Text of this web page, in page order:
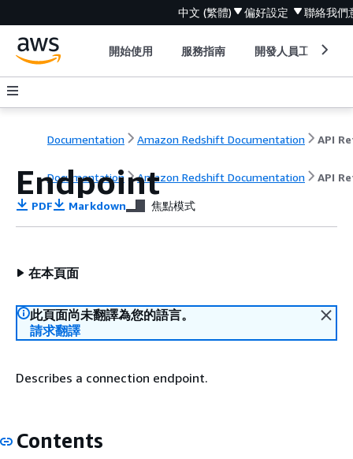
中文 (繁體) 偏好設定 聯絡我們
開始使用 服務指南 開發人員工具
Documentation Amazon Redshift Documentation
Documentation Amazon Redshift Documentation API
Endpoint
PDF Markdown 焦點模式
在本頁面
此頁面尚未翻譯為您的語言。
請求翻譯
Describes a connection endpoint.
Contents